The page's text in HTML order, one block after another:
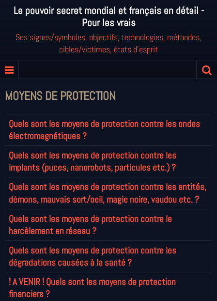
Le pouvoir secret mondial et français en détail -
Pour les vrais
Ses signes/symboles, objectifs, technologies, méthodes,
cibles/victimes, états d'esprit
MOYENS DE PROTECTION
Quels sont les moyens de protection contre les ondes
électromagnétiques ?
Quels sont les moyens de protection contre les
implants (puces, nanorobots, particules etc.) ?
Quels sont les moyens de protection contre les entités,
démons, mauvais sort/oeil, magie noire, vaudou etc. ?
Quels sont les moyens de protection contre le
harcèlement en réseau ?
Quels sont les moyens de protection contre les
dégradations causées à la santé ?
! A VENIR ! Quels sont les moyens de protection
financiers ?